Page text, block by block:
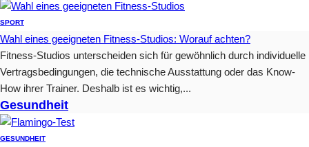
SPORT
Wahl eines geeigneten Fitness-Studios: Worauf achten?
Fitness-Studios unterscheiden sich für gewöhnlich durch individuelle
Vertragsbedingungen, die technische Ausstattung oder das Know-
How ihrer Trainer. Deshalb ist es wichtig,...
Gesundheit
GESUNDHEIT